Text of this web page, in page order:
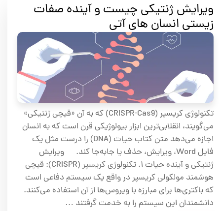
ویرایش ژنتیکی چیست و آینده صفات
زیستی انسان های آتی
تکنولوژی کریسپر (CRISPR-Cas9) که به آن «قیچی ژنتیکی»
می‌گویند، انقلابی‌ترین ابزار بیولوژیکی قرن است که به انسان
اجازه می‌دهد متن کتاب حیات (DNA) را درست مثل یک
فایل Word، ویرایش، حذف یا جابه‌جا کند. ویرایش
ژنتیکی و آینده حیات ۱. تکنولوژی کریسپر (CRISPR): قیچی
هوشمند مولکولی کریسپر در واقع یک سیستم دفاعی است
که باکتری‌ها برای مبارزه با ویروس‌ها از آن استفاده می‌کنند.
دانشمندان این سیستم را به خدمت گرفتند …